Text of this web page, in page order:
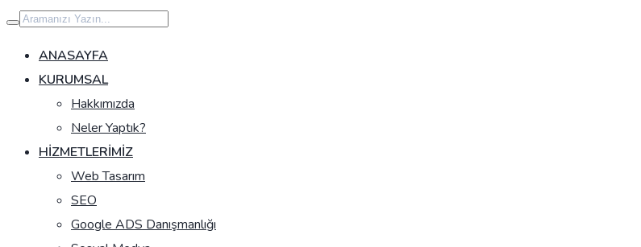
İçeriğe
geç
ANASAYFA
KURUMSAL
Hakkımızda
Neler Yaptık?
HIZMETLERIMIZ
Web Tasarım
SEO
Google ADS Danışmanlığı